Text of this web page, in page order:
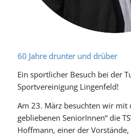
60 Jahre drunter und drüber
Ein sportlicher Besuch bei der
Sportvereinigung Lingenfeld!
Am 23. März besuchten wir mit
gebliebenen SeniorInnen“ die
Hoffmann, einer der